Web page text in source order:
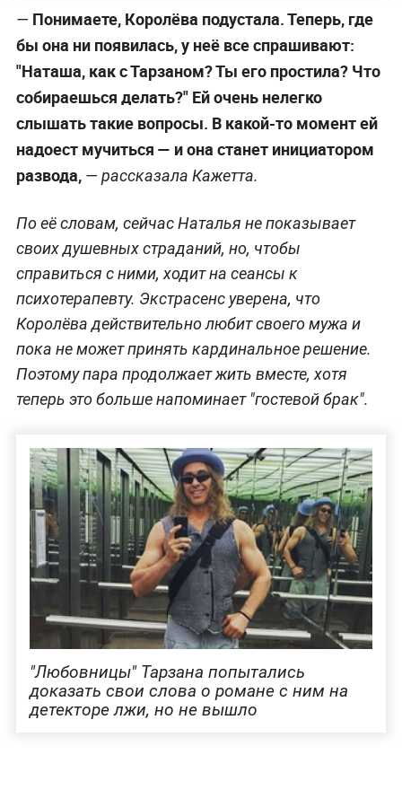
— Понимаете, Королёва подустала. Теперь, где
бы она ни появилась, у неё все спрашивают:
"Наташа, как с Тарзаном? Ты его простила? Что
собираешься делать?" Ей очень нелегко
слышать такие вопросы. В какой-то момент ей
надоест мучиться — и она станет инициатором
развода,— рассказала Кажетта.
По её словам, сейчас Наталья не показывает
своих душевных страданий, но, чтобы
справиться с ними, ходит на сеансы к
психотерапевту. Экстрасенс уверена, что
Королёва действительно любит своего мужа и
пока не может принять кардинальное решение.
Поэтому пара продолжает жить вместе, хотя
теперь это больше напоминает "гостевой брак".
"Любовницы" Тарзана попытались
доказать свои слова о романе с ним на
детекторе лжи, но не вышло